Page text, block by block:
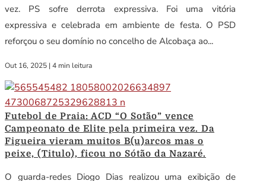
vez. PS sofre derrota expressiva. Foi uma vitória
expressiva e celebrada em ambiente de festa. O PSD
reforçou o seu domínio no concelho de Alcobaça ao...
Out 16, 2025 | 4 min leitura
Futebol de Praia: ACD “O Sotão” vence
Campeonato de Elite pela primeira vez. Da
Figueira vieram muitos B(u)arcos mas o
peixe, (Titulo), ficou no Sótão da Nazaré.
O guarda-redes Diogo Dias realizou uma exibição de